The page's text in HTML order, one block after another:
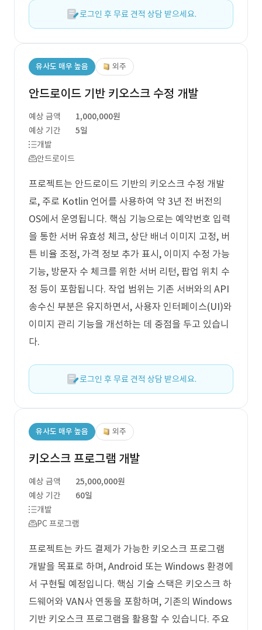
로그인 후 무료 견적 상담 받으세요.
유사도 매우 높음 외주
안드로이드 기반 키오스크 수정 개발
예상 금액
1,000,000원
예상 기간
5일
개발
안드로이드
프로젝트는 안드로이드 기반의 키오스크 수정 개발
로, 주로 Kotlin 언어를 사용하여 약 3년 전 버전의
OS에서 운영됩니다. 핵심 기능으로는 예약번호 입력
을 통한 서버 유효성 체크, 상단 배너 이미지 고정, 버
튼 비율 조정, 가격 정보 추가 표시, 이미지 수정 가능
기능, 방문자 수 체크를 위한 서버 리턴, 팝업 위치 수
정 등이 포함됩니다. 작업 범위는 기존 서버와의 API
송수신 부분은 유지하면서, 사용자 인터페이스(UI)와
이미지 관리 기능을 개선하는 데 중점을 두고 있습니
다.
로그인 후 무료 견적 상담 받으세요.
유사도 매우 높음 외주
키오스크 프로그램 개발
예상 금액
25,000,000원
예상 기간
60일
개발
PC 프로그램
프로젝트는 카드 결제가 가능한 키오스크 프로그램
개발을 목표로 하며, Android 또는 Windows 환경에
서 구현될 예정입니다. 핵심 기술 스택은 키오스크 하
드웨어와 VAN사 연동을 포함하며, 기존의 Windows
기반 키오스크 프로그램을 활용할 수 있습니다. 주요